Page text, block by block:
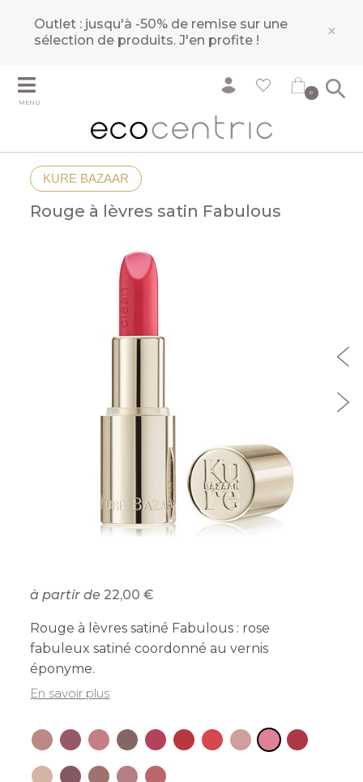
Outlet : jusqu'à -50% de remise sur une
sélection de produits.J'en profite ! ×
MENU
0
KURE BAZAAR
Rouge à lèvres satin Fabulous
à partir de 22,00
Rouge à lèvres satiné Fabulous : rose
fabuleux satiné coordonné au vernis
éponyme.
En savoir plus